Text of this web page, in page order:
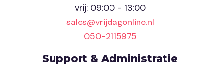
vrij: 09:00 - 13:00
sales@vrijdagonline.nl
050-2115975
Support & Administratie